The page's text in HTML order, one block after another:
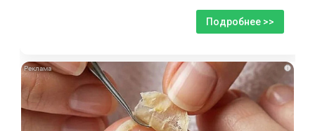
Подробнее >>
i